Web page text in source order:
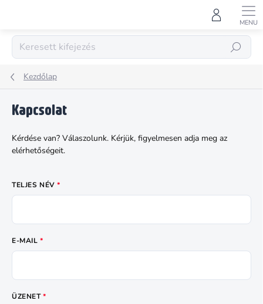
tartalomhoz
KERESÉS
Kezdőlap
Kapcsolat
Kérdése van? Válaszolunk. Kérjük, figyelmesen adja meg az
elérhetőségeit.
TELJES NÉV
E-MAIL
ÜZENET